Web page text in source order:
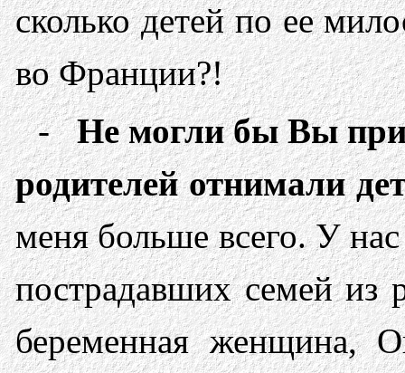
сколько детей по ее
во Франции?!
-Не могли бы Вы
родителей отнимали
меня больше всего. У
пострадавших семей из
беременная женщина,